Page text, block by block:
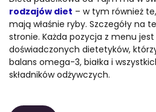
rodzajów diet – w tym również
mają właśnie ryby. Szczegóły na
stronie. Każda pozycja z menu
doświadczonych dietetyków,
balans omega-3, białka i
składników odżywczych.